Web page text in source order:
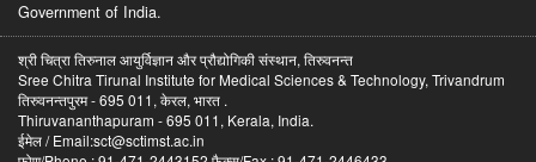
Government of India.
श्री चित्रा तिरुनाल आयुर्विज्ञान और प्रौद्योगिकी संस्थान, तिरुवनन्त
Sree Chitra Tirunal Institute for Medical Sciences & Technology, Trivandrum
तिरुवनन्तपुरम - 695 011, केरल, भारत .
Thiruvananthapuram - 695 011, Kerala, India.
ईमेल / Email:sct@sctimst.ac.in